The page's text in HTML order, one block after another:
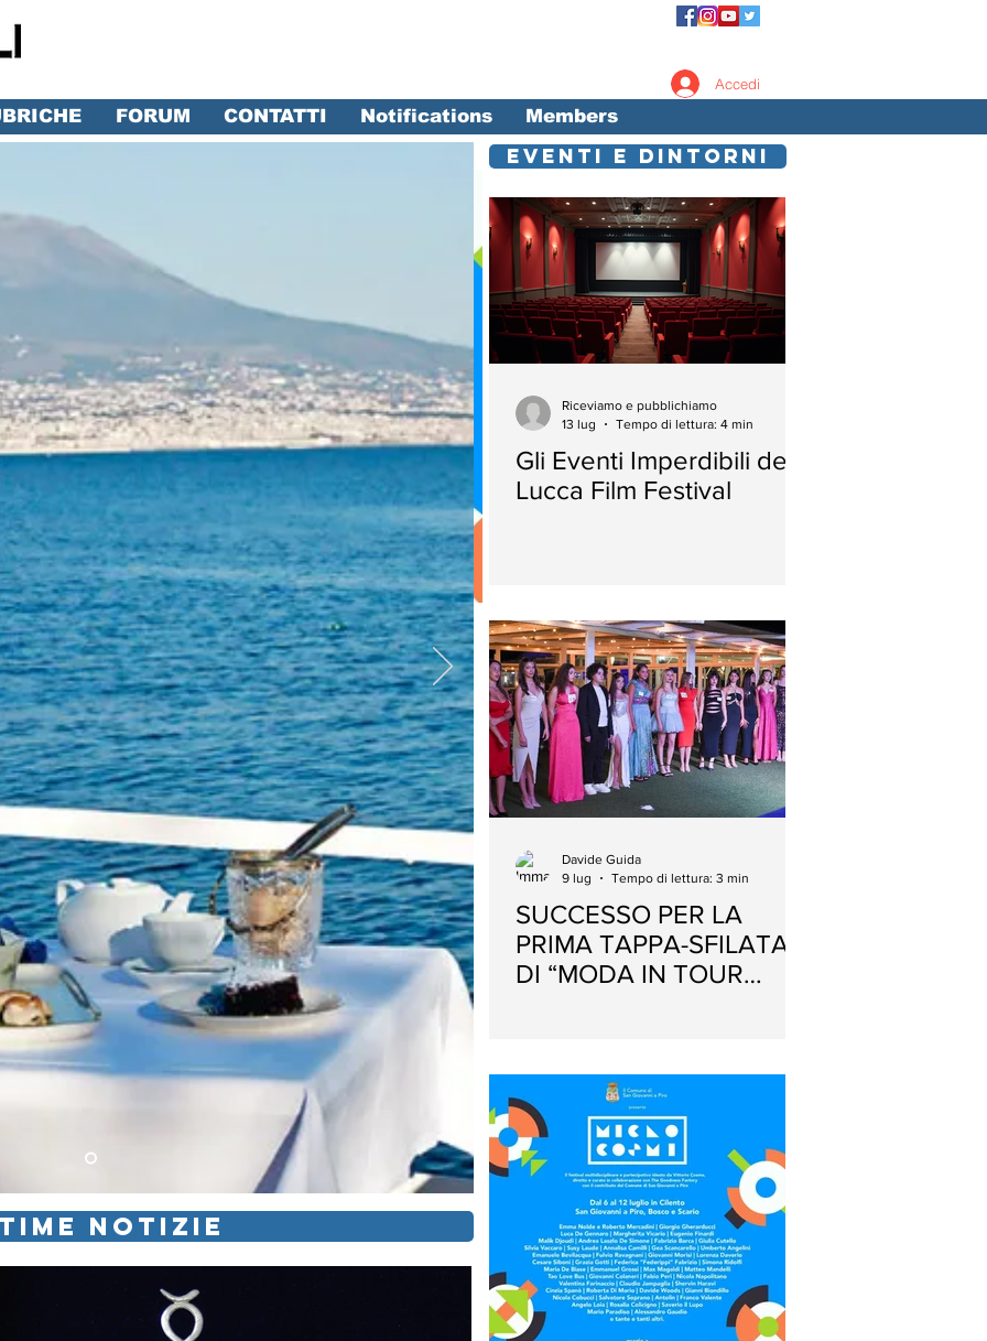
FORUM CONTATTI Notifications Members
Accedi
EDIZIONE DI "MICROCOSMI"
"IL PICCOLO CUORE DEL MONDO"
MARIO CASTELNUOVO E FABIO
EVENTI E DINTORNI
Gli Eventi Imperdibili del
Lucca Film Festival
Riceviamo e pubblichiamo
13 lug
Tempo di lettura: 4 min
SUCCESSO PER LA
PRIMA TAPPA-SFILATA
DI “MODA IN TOUR
Davide Guida
9 lug
Tempo di lettura: 3 min
NOTIZIE